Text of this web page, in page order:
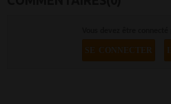
SE CONNECTER